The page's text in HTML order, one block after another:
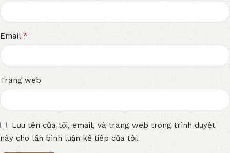
Email *
Trang web
Lưu tên của tôi, email, và trang web trong trình duyệt
này cho lần bình luận kế tiếp của tôi.